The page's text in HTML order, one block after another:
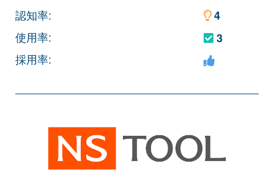
認知率:
使用率:
採用率:
4
3